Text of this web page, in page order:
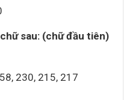
sau: (chữ đầu tiên)
230, 215, 217